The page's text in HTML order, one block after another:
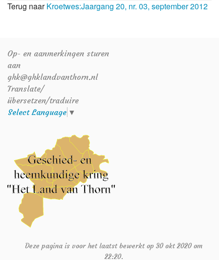
Terug naarKroetwes:Jaargang 20, nr. 03, september 2012
Op- en aanmerkingen sturen
aan
ghk@ghklandvanthorn.nl
Translate/
übersetzen/traduire
Select Language ▼
Deze pagina is voor het laatst bewerkt op 30 okt 2020 om
22:20.